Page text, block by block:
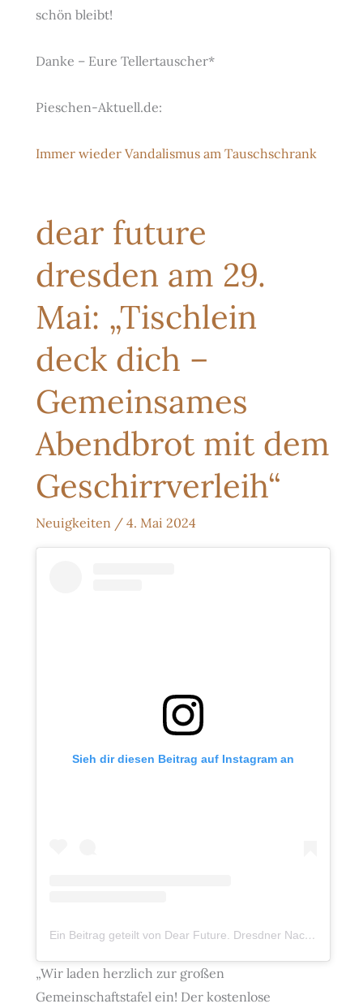
schön bleibt!
Danke – Eure Tellertauscher*
Pieschen-Aktuell.de:
Immer wieder Vandalismus am Tauschschrank
dear future
dresden am 29.
Mai: „Tischlein
deck dich –
Gemeinsames
Abendbrot mit dem
Geschirrverleih“
Neuigkeiten / 4. Mai 2024
Sieh dir diesen Beitrag auf Instagram an
Ein Beitrag geteilt von Dear Future. Dresdner Nachhaltigkeitsfestival (@dearfuture_dresden)
„Wir laden herzlich zur großen
Gemeinschaftstafel ein! Der kostenlose